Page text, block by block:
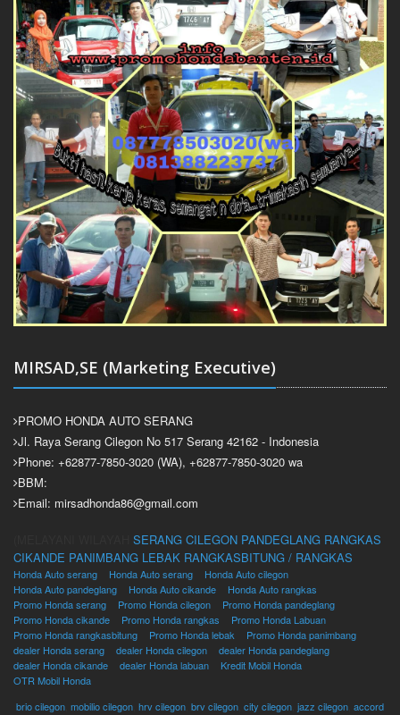
MIRSAD,SE (Marketing Executive)
PROMO HONDA AUTO SERANG
Jl. Raya Serang Cilegon No 517 Serang 42162 - Indonesia
Phone: +62877-7850-3020 (WA), +62877-7850-3020 wa
BBM:
Email: mirsadhonda86@gmail.com
SERANG CILEGON PANDEGLANG RANGKAS
CIKANDE PANIMBANG LEBAK RANGKASBITUNG / RANGKAS
Honda Auto serang Honda Auto serang
Honda Auto cilegon
Honda Auto pandeglang
Honda Auto cikande
Honda Auto rangkas
Promo Honda serang
Promo Honda cilegon
Promo Honda pandeglang
Promo Honda cikande
Promo Honda rangkas
Promo Honda Labuan
Promo Honda rangkasbitung
Promo Honda lebak
Promo Honda panimbang
dealer Honda serang
dealer Honda cilegon
dealer Honda pandeglang
dealer Honda cikande
dealer Honda labuan
Kredit Mobil Honda
OTR Mobil Honda
brio cilegon mobilio cilegon hrv cilegon brv cilegon city cilegon jazz cilegon accord